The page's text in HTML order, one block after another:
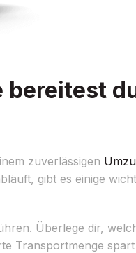
bereitest
zuverlässigen
gibt es einige
Überlege dir,
Transportmenge